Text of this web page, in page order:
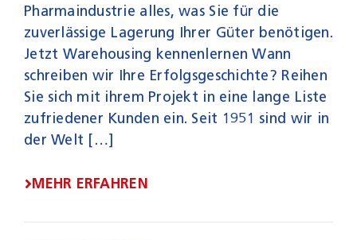
Pharmaindustrie alles, was Sie für die
zuverlässige Lagerung Ihrer Güter benötigen.
Jetzt Warehousing kennenlernen Wann
schreiben wir Ihre Erfolgs­geschichte? Reihen
Sie sich mit ihrem Projekt in eine lange Liste
zufriedener Kunden ein. Seit 1951 sind wir in
der Welt […]
MEHR ERFAHREN